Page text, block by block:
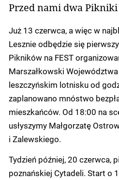
Przed nami dwa Pikniki
Już 13 czerwca, a więc w
Lesznie odbędzie się
Pikników na FEST
Marszałkowski
leszczyńskim lotnisku od
zaplanowano mnóstwo
mieszkańców. Od 18:00 na
usłyszymy Małgorzatę
i Zalewskiego.
Tydzień później, 20 czerwca,
poznańskiej Cytadeli. Start o